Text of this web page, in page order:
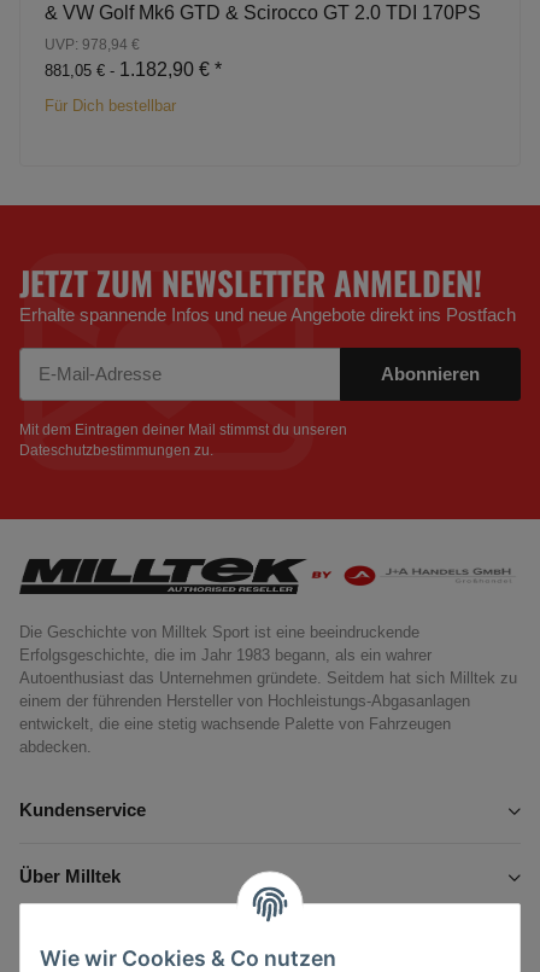
Wie wir Cookies & Co nutzen
& VW Golf Mk6 GTD & Scirocco GT 2.0 TDI 170PS
UVP: 978,94 €
881,05 € - 1.182,90 € *
Für Dich bestellbar
JETZT ZUM NEWSLETTER ANMELDEN!
Erhalte spannende Infos und neue Angebote direkt ins Postfach
Abonnieren
Mit dem Eintragen deiner Mail stimmst du unseren
Dateschutzbestimmungen zu.
Die Geschichte von Milltek Sport ist eine beeindruckende
Erfolgsgeschichte, die im Jahr 1983 begann, als ein wahrer
Autoenthusiast das Unternehmen gründete. Seitdem hat sich Milltek zu
einem der führenden Hersteller von Hochleistungs-Abgasanlagen
entwickelt, die eine stetig wachsende Palette von Fahrzeugen
abdecken.
Kundenservice
Über Milltek